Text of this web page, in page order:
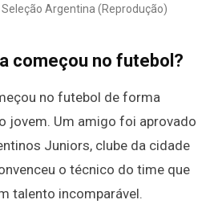
Argentina (Reprodução)
começou no futebol?
no futebol de forma
jovem. Um amigo foi aprovado
Juniors, clube da cidade
o técnico do time que
talento incomparável.